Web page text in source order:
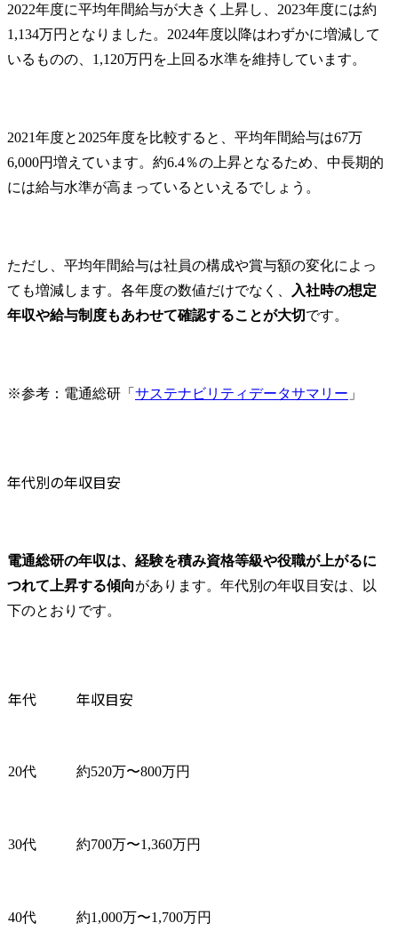
2022年度に平均年間給与が大きく上昇し、2023年度には約
1,134万円となりました。2024年度以降はわずかに増減して
いるものの、1,120万円を上回る水準を維持しています。
2021年度と2025年度を比較すると、平均年間給与は67万
6,000円増えています。約6.4％の上昇となるため、中長期的
には給与水準が高まっているといえるでしょう。
ただし、平均年間給与は社員の構成や賞与額の変化によっ
ても増減します。各年度の数値だけでなく、
入社時の想定
年収や給与制度もあわせて確認することが大切です。
※参考：電通総研「 サステナビリティデータサマリー 」
年代別の年収目安
電通総研の年収は、経験を積み資格等級や役職が上がるに
つれて上昇する傾向があります。年代別の年収目安は、以
下のとおりです。
年代 年収目安
20代 約520万〜800万円
30代 約700万〜1,360万円
40代 約1,000万〜1,700万円